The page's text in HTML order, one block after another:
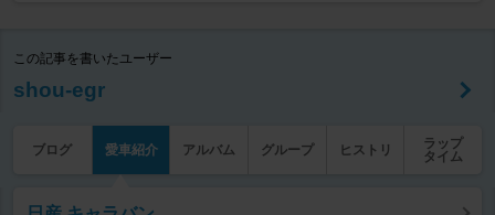
この記事を書いたユーザー
shou-egr
ブログ 愛車紹介 アルバム グループ ヒストリ
ラップ
タイム